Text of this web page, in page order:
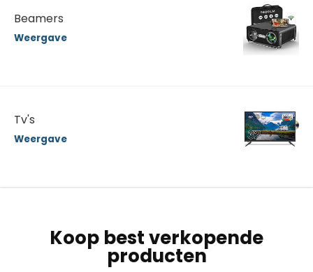
Beamers
Weergave
Tv's
Weergave
Koop best verkopende
producten